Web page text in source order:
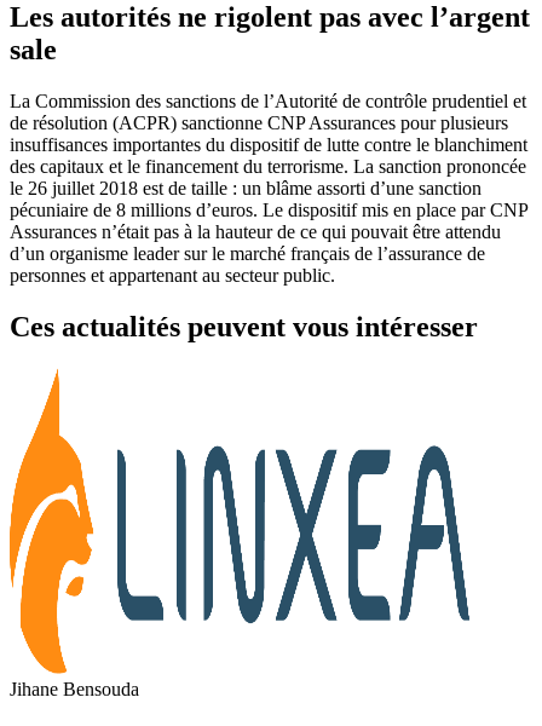
Les autorités ne rigolent pas avec l’argent
sale
La Commission des sanctions de l’Autorité de contrôle prudentiel et
de résolution (ACPR) sanctionne CNP Assurances pour plusieurs
insuffisances importantes du dispositif de lutte contre le blanchiment
des capitaux et le financement du terrorisme. La sanction prononcée
le 26 juillet 2018 est de taille : un blâme assorti d’une sanction
pécuniaire de 8 millions d’euros. Le dispositif mis en place par CNP
Assurances n’était pas à la hauteur de ce qui pouvait être attendu
d’un organisme leader sur le marché français de l’assurance de
personnes et appartenant au secteur public.
Ces actualités peuvent vous intéresser
Jihane Bensouda